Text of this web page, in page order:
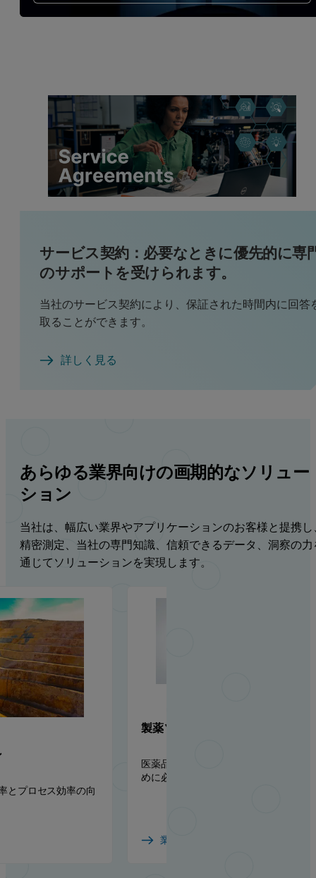
サービス契約：必要なときに優先的に専
のサポートを受けられます。
当社のサービス契約により、保証された時間内に回答
取ることができます。
詳しく見る
あらゆる業界向けの画期的なソリュー
ション
当社は、幅広い業界やアプリケーションのお客様と提携し
精密測定、当社の専門知識、信頼できるデータ、洞察の力
通じてソリューションを実現します。
とプロセス効率の向
製薬ソリューション
医薬品製剤の上市までのスピードを加
めに必要な物理化学的知見
業界を見る